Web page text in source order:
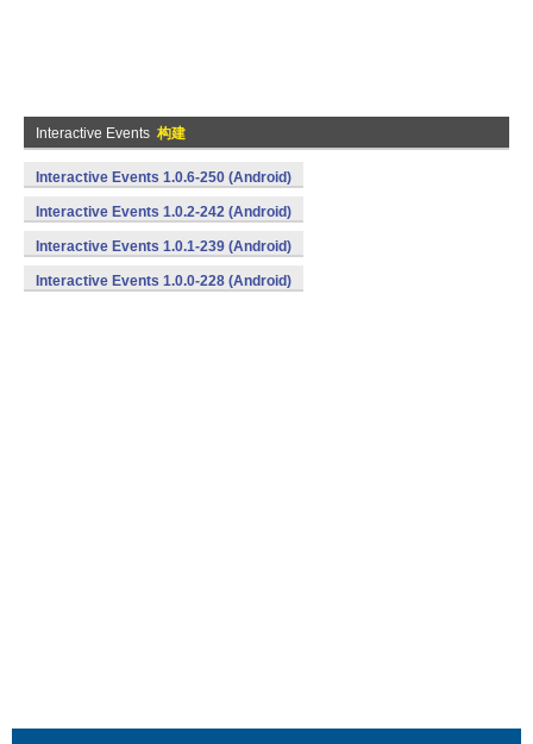
Interactive Events 构建
Interactive Events 1.0.6-250 (Android)
Interactive Events 1.0.2-242 (Android)
Interactive Events 1.0.1-239 (Android)
Interactive Events 1.0.0-228 (Android)